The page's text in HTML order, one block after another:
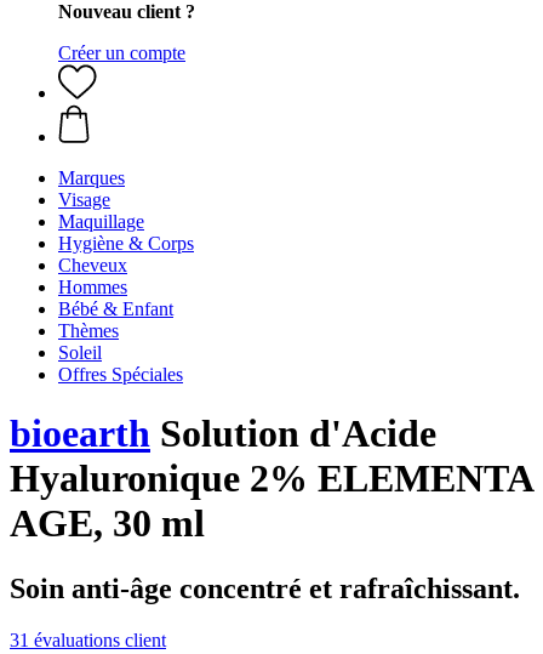
Nouveau client ?
Créer un compte
Marques
Visage
Maquillage
Hygiène & Corps
Cheveux
Hommes
Bébé & Enfant
Thèmes
Soleil
Offres Spéciales
bioearth Solution d'Acide
Hyaluronique 2% ELEMENTA
AGE, 30 ml
Soin anti-âge concentré et rafraîchissant.
31 évaluations client